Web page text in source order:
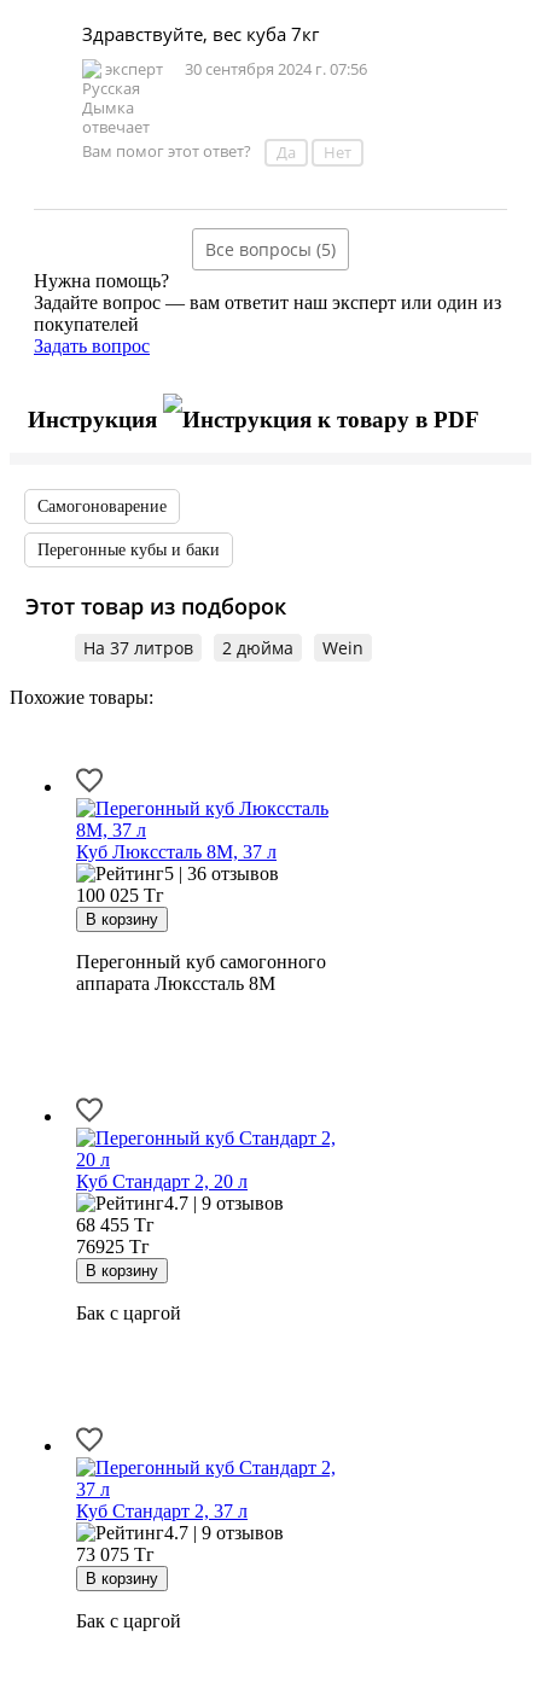
Здравствуйте, вес куба 7кг
эксперт 30 сентября 2024 г. 07:56
Вам помог этот ответ? Да Нет
Все вопросы (5)
Нужна помощь?
Задайте вопрос — вам ответит наш эксперт или один из
покупателей
Задать вопрос
Инструкция
Самогоноварение
Перегонные кубы и баки
Этот товар из подборок
На 37 литров 2 дюйма Wein
Похожие товары:
Куб Люкссталь 8М, 37 л
5 | 36 отзывов
100 025 Тг
Перегонный куб самогонного
аппарата Люкссталь 8М
Куб Стандарт 2, 20 л
4.7 | 9 отзывов
68 455 Тг
76925 Тг
Бак с царгой
Куб Стандарт 2, 37 л
4.7 | 9 отзывов
73 075 Тг
Бак с царгой